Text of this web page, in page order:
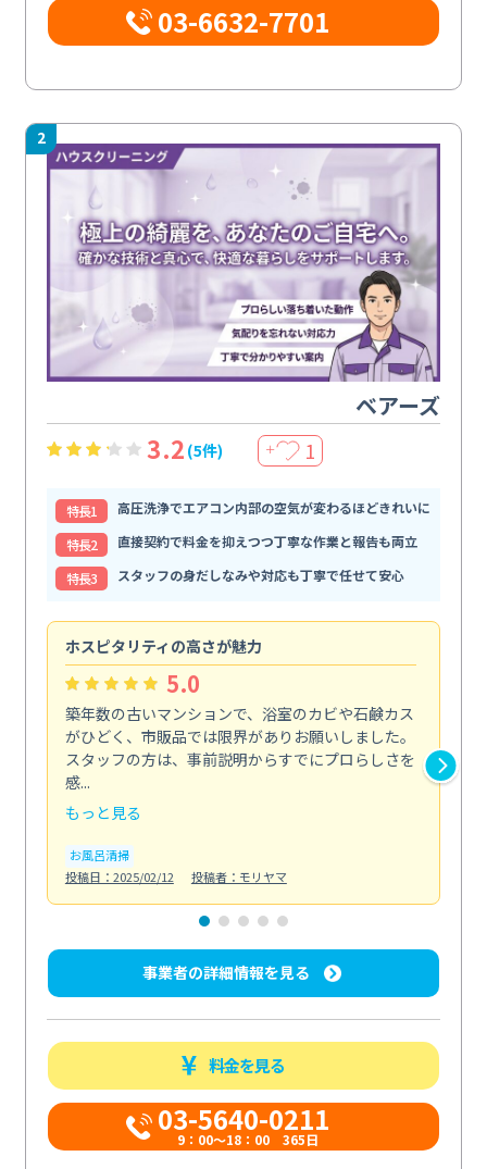
03-6632-7701
2
ベアーズ
3.2 (5件) ＋ 1
特⻑1
高圧洗浄でエアコン内部の空気が変わるほどきれいに
特⻑2
直接契約で料金を抑えつつ丁寧な作業と報告も両立
特⻑3
スタッフの身だしなみや対応も丁寧で任せて安心
ホスピタリティの高さが魅力
5.0
築年数の古いマンションで、浴室のカビや石鹸カス
がひどく、市販品では限界がありお願いしました。
スタッフの方は、事前説明からすでにプロらしさを
感...
もっと見る
お風呂清掃
投稿日：2025/02/12
投稿者：モリヤマ
事業者の詳細情報を見る
料金を見る
03-5640-0211
9：00～18：00 365日